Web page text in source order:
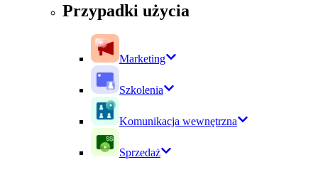
Przypadki użycia
Marketing
Szkolenia
Komunikacja wewnętrzna
Sprzedaż